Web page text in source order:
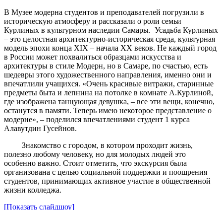
В Музее модерна студентов и преподавателей погрузили в
историческую атмосферу и рассказали о роли семьи
Курлиных в культурном наследии Самары. Усадьба Курлиных
– это целостная архитектурно-историческая среда, культурная
модель эпохи конца XIX – начала XX веков. Не каждый город
в России может похвалиться образцами искусства и
архитектуры в стиле Модерн, но в Самаре, по счастью, есть
шедевры этого художественного направления, именно они и
впечатлили учащихся. «Очень красивые витражи, старинные
предметы быта и лепнина на потолке в комнате А.Курлиной,
где изображена танцующая девушка, – все эти вещи, конечно,
останутся в памяти. Теперь имею некоторое представление о
модерне», – поделился впечатлениями студент 1 курса
Алавутдин Гусейнов.
Знакомство с городом, в котором проходит жизнь,
полезно любому человеку, но для молодых людей это
особенно важно. Стоит отметить, что экскурсия была
организована с целью социальной поддержки и поощрения
студентов, принимающих активное участие в общественной
жизни колледжа.
[Показать слайдшоу]